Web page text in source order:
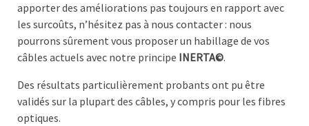
apporter des améliorations pas toujours en rapport avec
les surcoûts, n’hésitez pas à nous contacter : nous
pourrons sûrement vous proposer un habillage de vos
câbles actuels avec notre principe INERTA©.
Des résultats particulièrement probants ont pu être
validés sur la plupart des câbles, y compris pour les fibres
optiques.